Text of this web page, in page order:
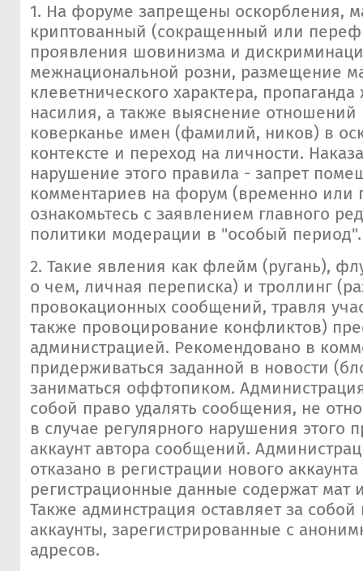
1. На форуме запрещены оскорбления,
криптованный (сокращенный или
проявления шовинизма и
межнациональной розни, размещение
клеветнического характера, пропаганда
насилия, а также выяснение
коверканье имен (фамилий, ников) в
контексте и переход на личности.
нарушение этого правила - запрет
комментариев на форум (временно или
ознакомьтесь с заявлением главного
политики модерации в "особый период".
2. Такие явления как флейм (ругань),
о чем, личная переписка) и троллинг
провокационных сообщений, травля
также провоцирование конфликтов)
администрацией. Рекомендовано в
придерживаться заданной в новости
заниматься оффтопиком.
собой право удалять сообщения, не
в случае регулярного нарушения этого
аккаунт автора сообщений.
отказано в регистрации нового
регистрационные данные содержат мат
Также админстрация оставляет за собой
аккаунты, зарегистрированные с
адресов.